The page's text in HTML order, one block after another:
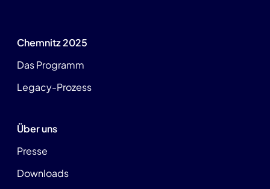
Chemnitz 2025
Das Programm
Legacy-Prozess
Über uns
Presse
Downloads